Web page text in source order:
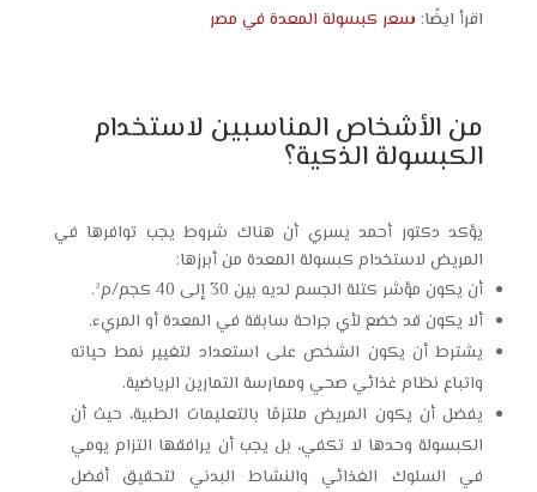
اقرأ ايضًا:سعر كبسولة المعدة في مصر
من الأشخاص المناسبين لاستخدام
الكبسولة الذكية؟
يؤكد دكتور أحمد يسري أن هناك شروط يجب توافرها في
المريض لاستخدام كبسولة المعدة من أبرزها:
أن يكون مؤشر كتلة الجسم لديه بين 30 إلى 40 كجم/م².
ألا يكون قد خضع لأي جراحة سابقة في المعدة أو المريء.
يشترط أن يكون الشخص على استعداد لتغيير نمط حياته
واتباع نظام غذائي صحي وممارسة التمارين الرياضية.
يفضل أن يكون المريض ملتزمًا بالتعليمات الطبية، حيث أن
الكبسولة وحدها لا تكفي، بل يجب أن يرافقها التزام يومي
في السلوك الغذائي والنشاط البدني لتحقيق أفضل